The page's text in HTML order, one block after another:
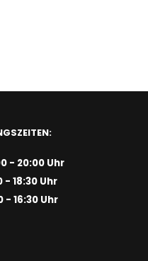
- 20:00 Uhr
- 18:30 Uhr
- 16:30 Uhr